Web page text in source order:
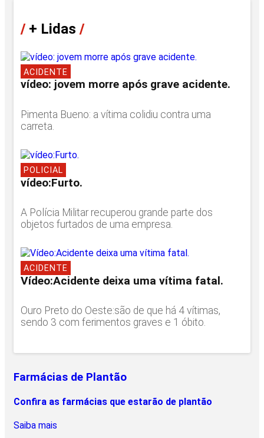
/+ Lidas /
ACIDENTE
vídeo: jovem morre após grave acidente.
Pimenta Bueno: a vítima colidiu contra uma
carreta.
POLICIAL
vídeo:Furto.
A Polícia Militar recuperou grande parte dos
objetos furtados de uma empresa.
ACIDENTE
Vídeo:Acidente deixa uma vítima fatal.
Ouro Preto do Oeste:são de que há 4 vítimas,
sendo 3 com ferimentos graves e 1 óbito.
Farmácias de Plantão
Confira as farmácias que estarão de plantão
Saiba mais